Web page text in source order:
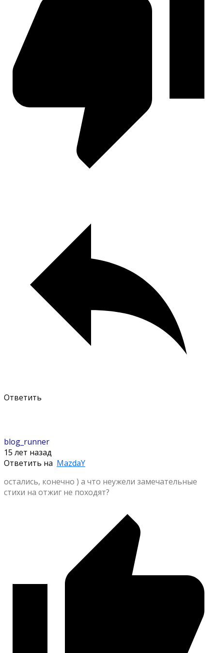
Ответить
blog_runner
15 лет назад
Ответить на MazdaY
остались, конечно ) а что неужели замечательные
стихи на отжиг не походят?